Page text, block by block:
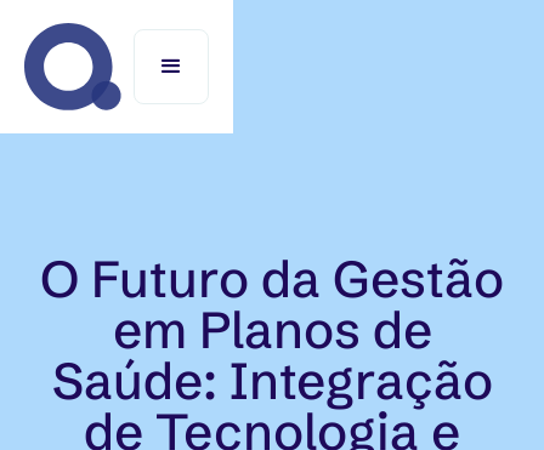
O Futuro da Gestão
em Planos de
Saúde: Integração
de Tecnologia e